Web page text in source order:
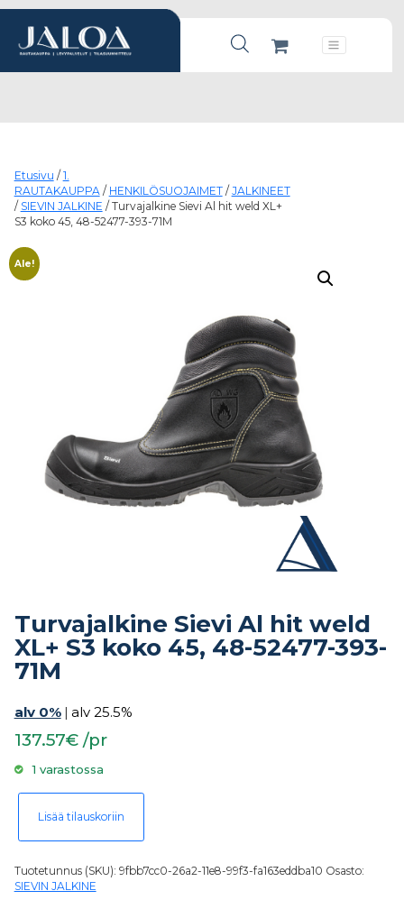
Products search
Päävalikko
Etusivu / 1.
RAUTAKAUPPA/ HENKILÖSUOJAIMET/ JALKINEET
/ SIEVIN JALKINE / Turvajalkine Sievi Al hit weld XL+
S3 koko 45, 48-52477-393-71M
Ale!
Turvajalkine Sievi Al hit weld
XL+ S3 koko 45, 48-52477-393-
71M
alv 0% | alv 25.5%
137.57€ /pr
1 varastossa
Turvajalkine Sievi Al hit weld XL+ S3 koko 45, 48-52477-393-71M määrä
Lisää tilauskoriin
Tuotetunnus (SKU): 9fbb7cc0-26a2-11e8-99f3-fa163eddba10 Osasto:
SIEVIN JALKINE